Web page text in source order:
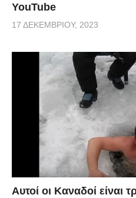
YouTube
17 ΔΕΚΕΜΒΡΊΟΥ, 2023
Αυτοί οι Καναδοί είναι